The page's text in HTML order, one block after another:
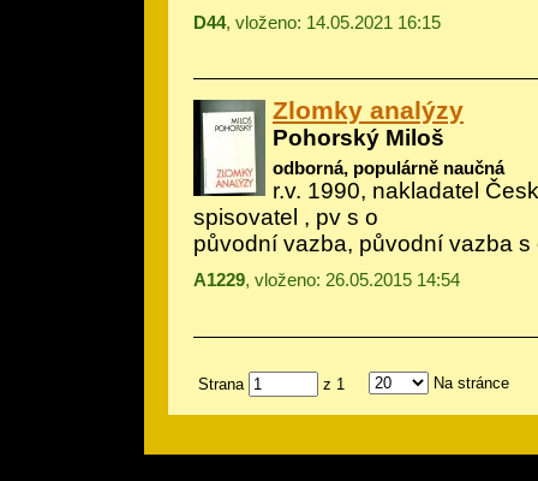
D44, vloženo: 14.05.2021 16:15
Zlomky analýzy
Pohorský Miloš
odborná, populárně naučná
r.v. 1990, nakladatel
spisovatel , pv s o
původní vazba, původní vazba s
A1229, vloženo: 26.05.2015 14:54
Strana z 1 Na stránce